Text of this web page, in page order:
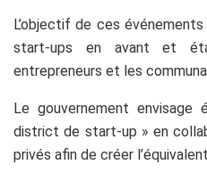
L’objectif de ces
start-ups en avant et
entrepreneurs et les
Le gouvernement
district de start-up » en
privés afin de créer